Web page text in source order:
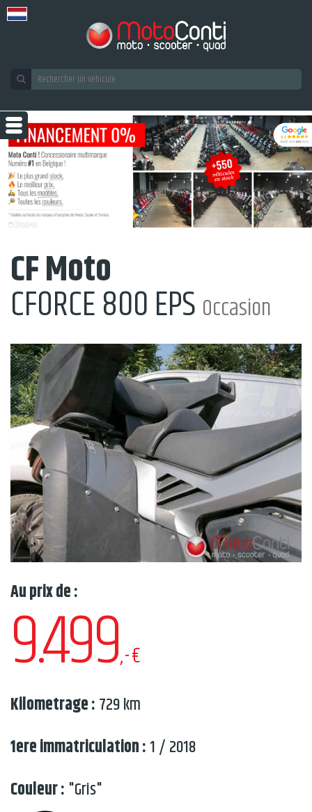
CF Moto
CFORCE 800 EPS Occasion
Au prix de :
9.499,-€
Kilometrage :729 km
1ere immatriculation :1 / 2018
Couleur : "Gris"